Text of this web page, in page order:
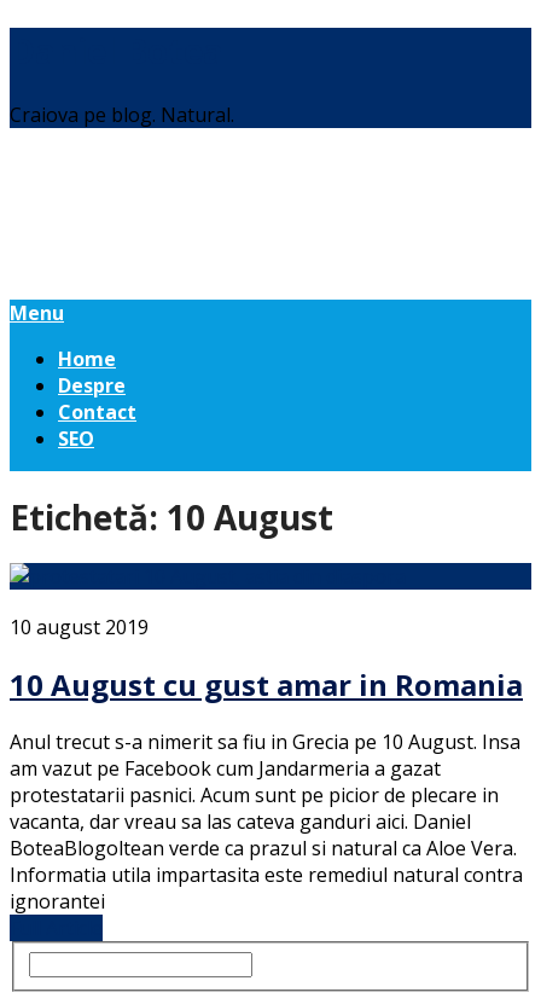
Craiova pe blog. Natural.
Menu
Home
Despre
Contact
SEO
Etichetă: 10 August
10 august 2019
10 August cu gust amar in Romania
Anul trecut s-a nimerit sa fiu in Grecia pe 10 August. Insa
am vazut pe Facebook cum Jandarmeria a gazat
protestatarii pasnici. Acum sunt pe picior de plecare in
vacanta, dar vreau sa las cateva ganduri aici. Daniel
BoteaBlogoltean verde ca prazul si natural ca Aloe Vera.
Informatia utila impartasita este remediul natural contra
ignorantei